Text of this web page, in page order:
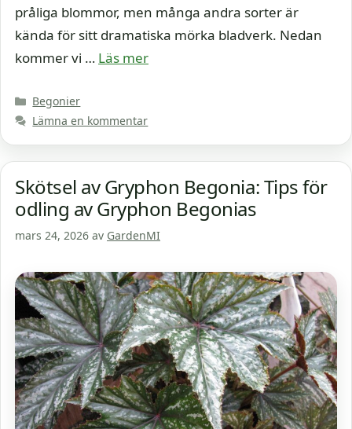
pråliga blommor, men många andra sorter är
kända för sitt dramatiska mörka bladverk. Nedan
kommer vi … Läs mer
Kategorier
Begonier
Lämna en kommentar
Skötsel av Gryphon Begonia: Tips för
odling av Gryphon Begonias
mars 24, 2026 av GardenMI